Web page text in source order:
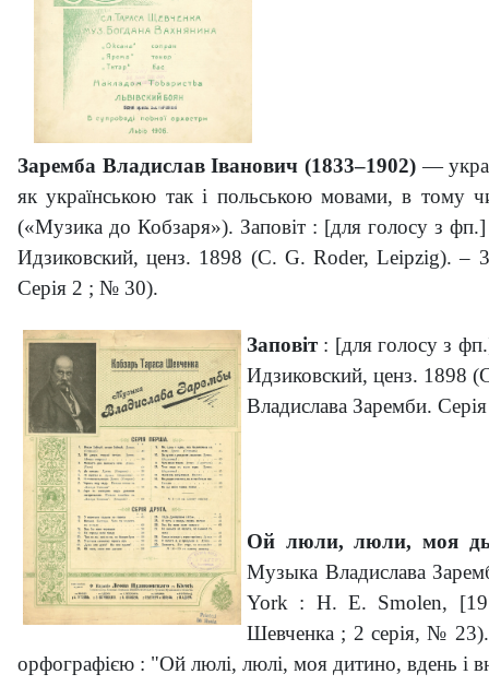
Заремба Владислав Іванович (1833–1902) —
як українською так і польською мовами, в тому
(«Музика до Кобзаря»). Заповіт : [для голосу з
Идзиковский, ценз. 1898 (C. G. Roder, Leipzig). –
Серія 2 ; № 30).
Заповіт : [для голосу з
Идзиковский, ценз. 1898
Владислава Заремби.
Ой люли, люли, моя
Музыка Владислава
York : H. E. Smolen,
Шевченка ; 2 серія, № 23).
орфографією : "Ой люлі, люлі, моя дитино, вдень і